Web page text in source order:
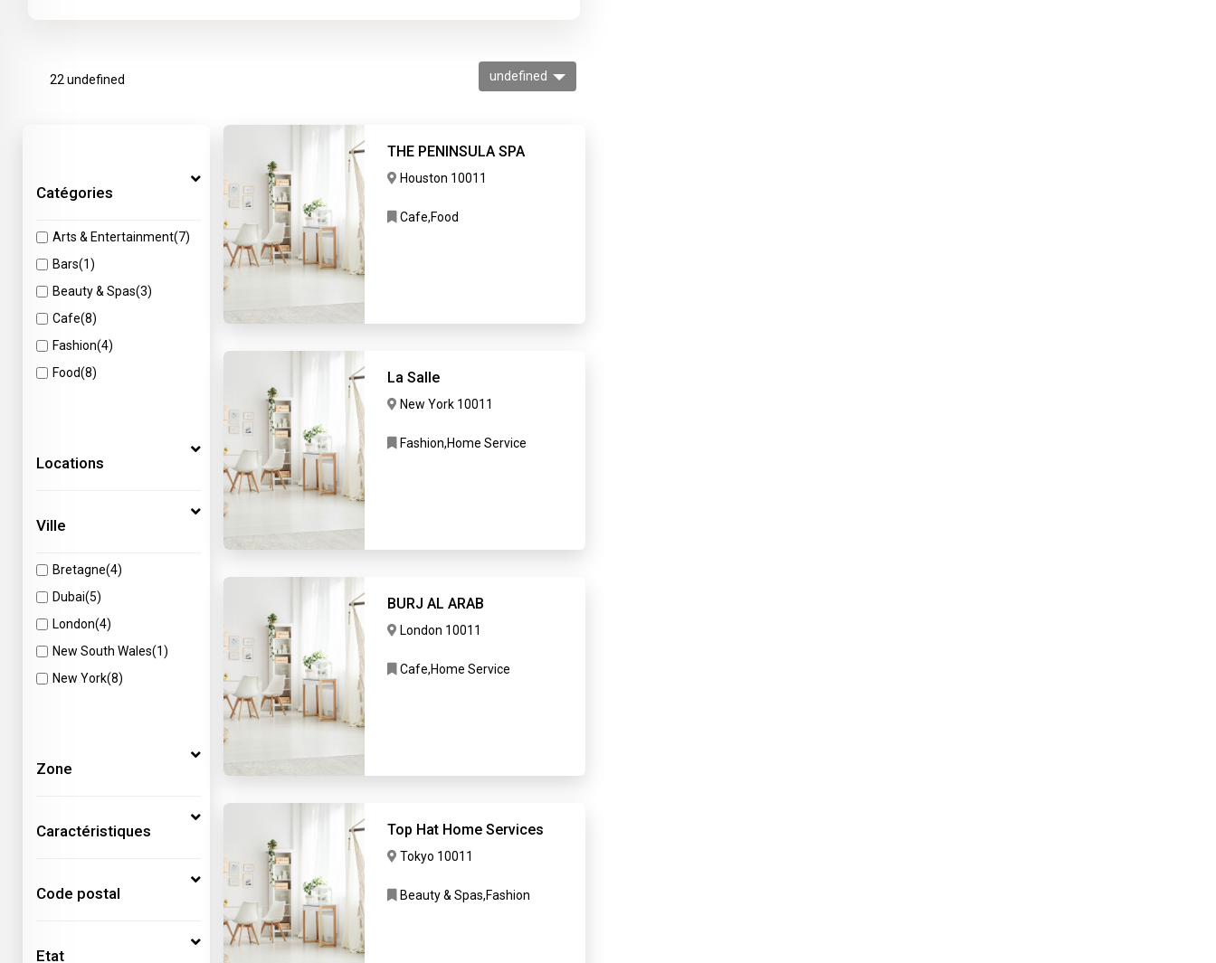
Catégories
Arts & Entertainment(7)
Bars(1)
Beauty & Spas(3)
Cafe(8)
Fashion(4)
Food(8)
Locations
Ville
Bretagne(4)
Dubai(5)
London(4)
New South Wales(1)
New York(8)
Zone
Caractéristiques
Code postal
Etat
22 undefined undefined
THE PENINSULA SPA
Houston 10011
Cafe,Food
La Salle
New York 10011
Fashion,Home Service
BURJ AL ARAB
London 10011
Cafe,Home Service
Top Hat Home Services
Tokyo 10011
Beauty & Spas,Fashion